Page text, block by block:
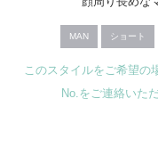
MAN ショート
このスタイルをご希望の
No.をご連絡いた